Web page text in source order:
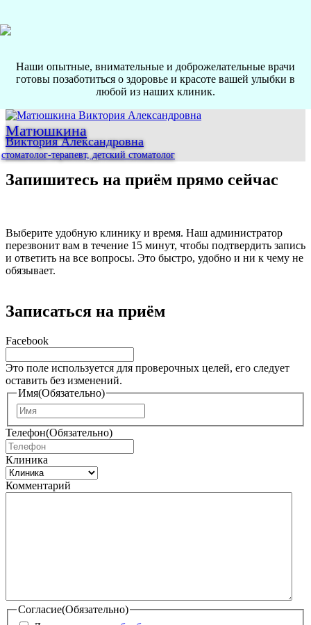
Наши опытные, внимательные и доброжелательные врачи
готовы позаботиться о здоровье и красоте вашей улыбки в
любой из наших клиник.
Матюшкина
Виктория Александровна
стоматолог-терапевт, детский стоматолог
Запишитесь на приём прямо сейчас
Выберите удобную клинику и время. Наш администратор
перезвонит вам в течение 15 минут, чтобы подтвердить запись
и ответить на все вопросы. Это быстро, удобно и ни к чему не
обязывает.
Записаться на приём
Facebook
Это поле используется для проверочных целей, его следует
оставить без изменений.
Имя(Обязательно)
м
Телефон(Обязательно)
Клиника
Комментарий
Согласие(Обязательно)